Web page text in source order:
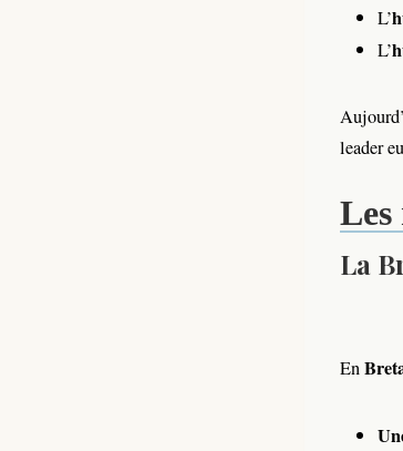
L’
L’
leader
Les
La
En